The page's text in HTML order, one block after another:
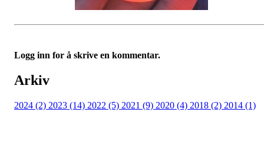
Logg inn for å skrive en kommentar.
Arkiv
2024 (2) 2023 (14) 2022 (5) 2021 (9) 2020 (4) 2018 (2) 2014 (1)